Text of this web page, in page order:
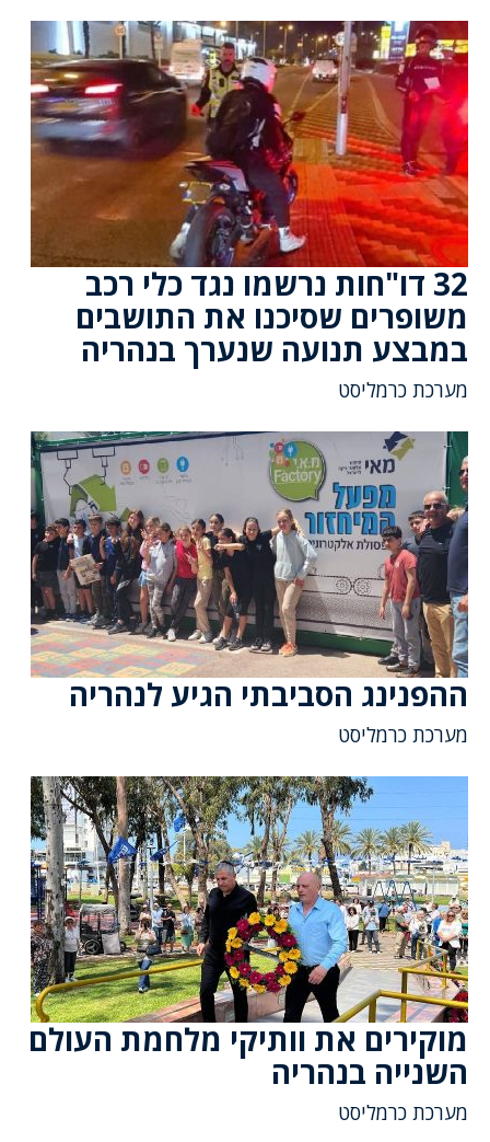
32 דו"חות נרשמו נגד כלי רכב
משופרים שסיכנו את התושבים
במבצע תנועה שנערך בנהריה
מערכת כרמליסט
ההפנינג הסביבתי הגיע לנהריה
מערכת כרמליסט
מוקירים את וותיקי מלחמת העולם
השנייה בנהריה
מערכת כרמליסט